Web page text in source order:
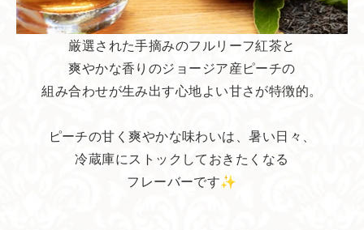
厳選された手摘みのフルリーフ紅茶と
爽やかな香りのジョージア産ピーチの
組み合わせが生み出す心地よい甘さが特徴的。
ピーチの甘く爽やかな味わいは、暑い日々、
冷蔵庫にストックしておきたくなる
フレーバーです✨